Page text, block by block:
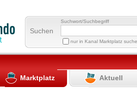
Suchen
Suchwort/Suchbegriff
nur in Kanal Marktplatz
Marktplatz Aktuell